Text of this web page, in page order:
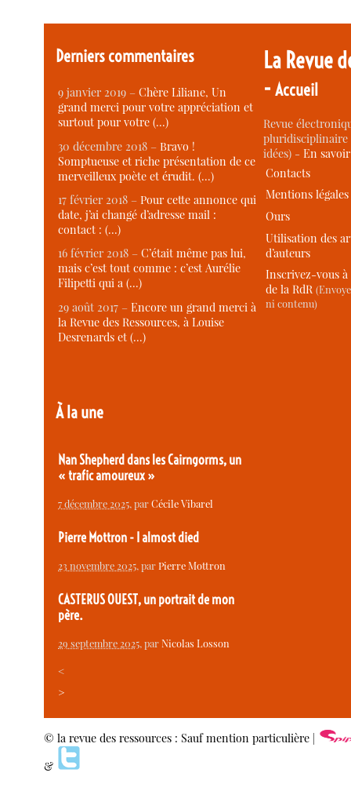
Derniers commentaires
9 janvier 2019 –Chère Liliane, Un
grand merci pour votre appréciation et
surtout pour votre (…)
30 décembre 2018 –Bravo !
Somptueuse et riche présentation de ce
merveilleux poète et érudit. (…)
17 février 2018 –Pour cette annonce qui
date, j’ai changé d’adresse mail :
contact : (…)
16 février 2018 –C’était même pas lui,
mais c’est tout comme : c’est Aurélie
Filipetti qui a (…)
29 août 2017 –Encore un grand merci à
la Revue des Ressources, à Louise
Desrenards et (…)
À la une
Nan Shepherd dans les Cairngorms, un
« trafic amoureux »
7 décembre 2025, parCécile Vibarel
Pierre Mottron - I almost died
23 novembre 2025, parPierre Mottron
CASTERUS OUEST, un portrait de mon
père.
29 septembre 2025, parNicolas Losson
<
>
La Revue
-Accueil
Revue
idées) -En
Contacts
Mentions légales
Ours
Utilisation des
d’auteurs
Inscrivez-vous
de la RdR
ni contenu)
© la revue des ressources : Sauf mention particulière |
&